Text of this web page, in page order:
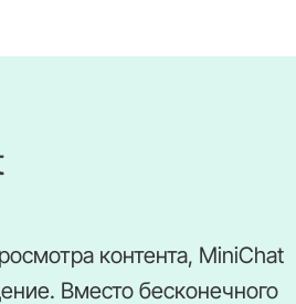
контента, MiniChat
Вместо бесконечного